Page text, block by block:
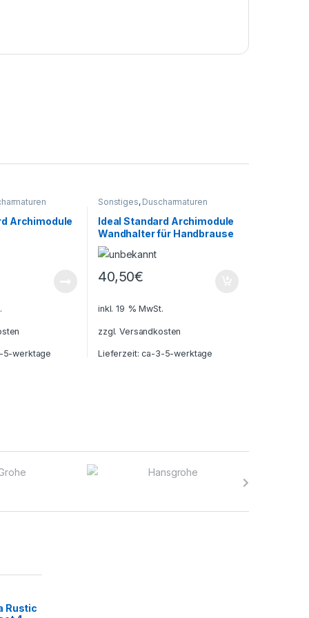
Archimodule
5-werktage
Sonstiges, Duscharmaturen
Ideal Standard Archimodule
Wandhalter für Handbrause
40,50€
inkl. 19 % MwSt.
zzgl.Versandkosten
Lieferzeit:ca-3-5-werktage
Rustic